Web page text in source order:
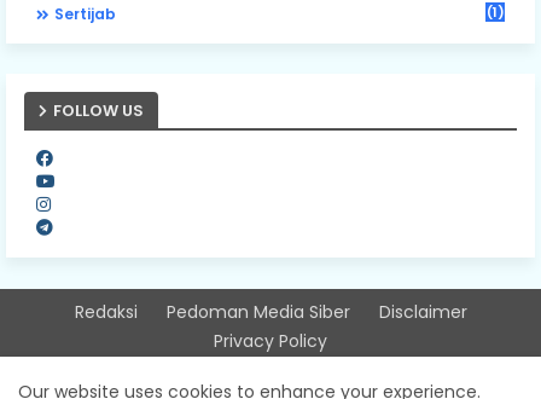
Sertijab (1)
FOLLOW US
Redaksi Pedoman Media Siber
Disclaimer
Privacy Policy
Our website uses cookies to enhance your experience.